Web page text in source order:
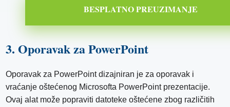
BESPLATNO PREUZIMANJE
3. Oporavak za PowerPoint
Oporavak za PowerPoint dizajniran je za oporavak i
vraćanje oštećenog Microsofta PowerPoint prezentacije.
Ovaj alat može popraviti datoteke oštećene zbog različitih